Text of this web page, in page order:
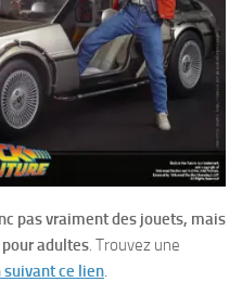
pas vraiment des jouets, mais
adultes. Trouvez une
suivant ce lien.